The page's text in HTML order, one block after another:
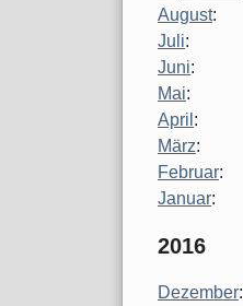
August:
Juli:
Juni:
Mai:
April :
März:
Februar:
Januar:
2016
Dezember: